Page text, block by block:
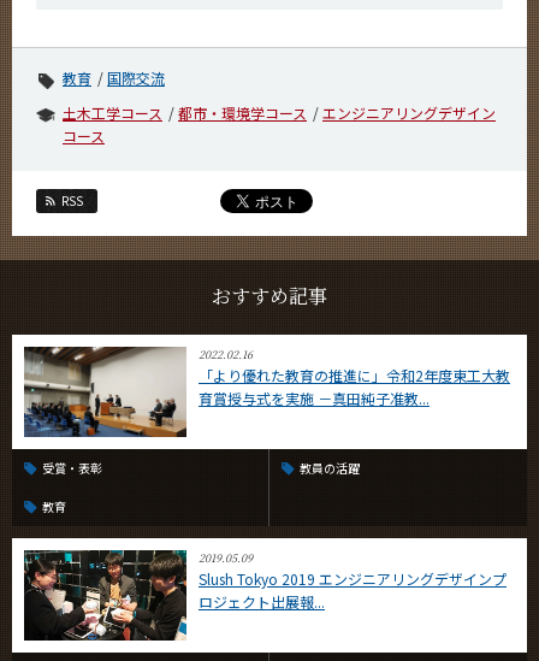
教育
国際交流
土木工学コース
都市・環境学コース
エンジニアリングデザイン
コース
RSS
おすすめ記事
2022.02.16
「より優れた教育の推進に」令和2年度東工大教
育賞授与式を実施 －真田純子准教...
受賞・表彰 教員の活躍
教育
2019.05.09
Slush Tokyo 2019 エンジニアリングデザインプ
ロジェクト出展報...